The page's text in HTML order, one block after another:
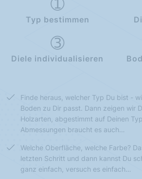
Typ bestimmen
Diele individualisieren
Finde heraus, welcher Typ Du bist -
Boden zu Dir passt. Dann zeigen wir
Holzarten, abgestimmt auf Deinen
Abmessungen braucht es auch…
Welche Oberfläche, welche Farbe?
letzten Schritt und dann kannst Du
ganz einfach, versuch es einfach…